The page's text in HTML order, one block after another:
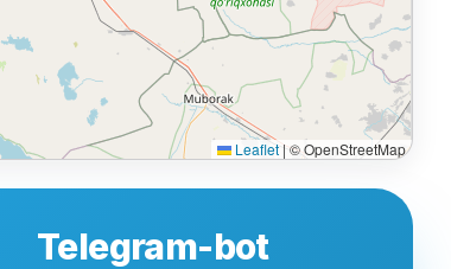
Leaflet | © OpenStreetMap
Telegram-bot